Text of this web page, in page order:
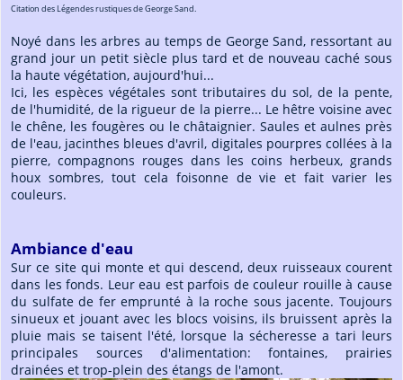
Citation des Légendes rustiques de George Sand.
Noyé dans les arbres au temps de George Sand, ressortant au
grand jour un petit siècle plus tard et de nouveau caché sous
la haute végétation, aujourd'hui...
Ici, les espèces végétales sont tributaires du sol, de la pente,
de l'humidité, de la rigueur de la pierre... Le hêtre voisine avec
le chêne, les fougères ou le châtaignier. Saules et aulnes près
de l'eau, jacinthes bleues d'avril, digitales pourpres collées à la
pierre, compagnons rouges dans les coins herbeux, grands
houx sombres, tout cela foisonne de vie et fait varier les
couleurs.
Ambiance d'eau
Sur ce site qui monte et qui descend, deux ruisseaux courent
dans les fonds. Leur eau est parfois de couleur rouille à cause
du sulfate de fer emprunté à la roche sous jacente. Toujours
sinueux et jouant avec les blocs voisins, ils bruissent après la
pluie mais se taisent l'été, lorsque la sécheresse a tari leurs
principales sources d'alimentation: fontaines, prairies
drainées et trop-plein des étangs de l'amont.